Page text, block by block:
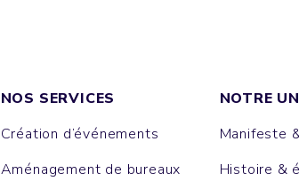
NOS SERVICES
Création d’événements
Aménagement de bureaux
NOTRE
Manifeste
Histoire &